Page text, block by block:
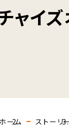
ャイ
ホーム ストーリ